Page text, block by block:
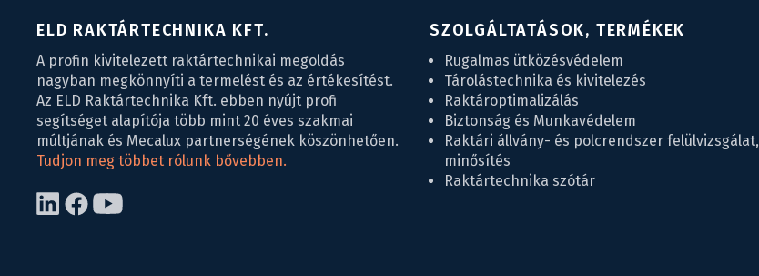
ELD RAKTÁRTECHNIKA KFT.
A profin kivitelezett raktártechnikai megoldás
nagyban megkönnyíti a termelést és az értékesítést.
Az ELD Raktártechnika Kft. ebben nyújt profi
segítséget alapítója több mint 20 éves szakmai
múltjának és Mecalux partnerségének köszönhetően.
Tudjon meg többet rólunk bővebben.
SZOLGÁLTATÁSOK, TERMÉKEK
Rugalmas ütközésvédelem
Tárolástechnika és kivitelezés
Raktároptimalizálás
Biztonság és Munkavédelem
Raktári állvány- és polcrendszer felülvizsgálat,
minősítés
Raktártechnika szótár